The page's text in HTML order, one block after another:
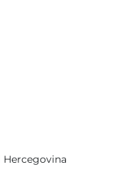
Hercegovina